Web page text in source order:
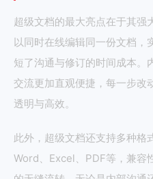
超级文档的最大亮点在于其强
以同时在线编辑同一份文档，
短了沟通与修订的时间成本。
交流更加直观便捷，每一步改
透明与高效。
此外，超级文档还支持多种格
Word、Excel、PDF等，兼容